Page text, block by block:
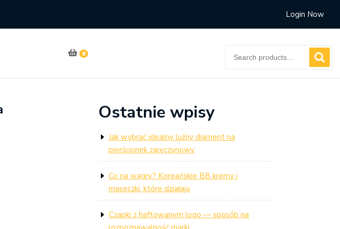
Login Now
0
for:
Ostatnie wpisy
Jak wybrać idealny luźny diament na
pierścionek zaręczynowy
Co na wagry? Koreańskie BB kremy i
maseczki, które działają
Czapki z haftowanym logo — sposób na